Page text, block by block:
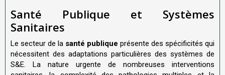
Santé Publique et Systèmes
Sanitaires
Le secteur de la santé publique présente des spécificités qui
nécessitent des adaptations particulières des systèmes de
S&E. La nature urgente de nombreuses interventions